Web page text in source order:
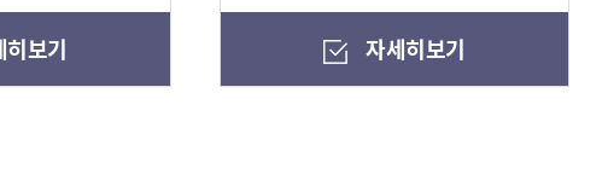
히보기 자세히보기